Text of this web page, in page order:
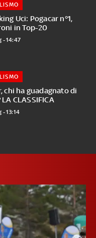
Uci: Pogacar n°1,
in Top-20
- 14:47
chi ha guadagnato di
CLASSIFICA
- 13:14